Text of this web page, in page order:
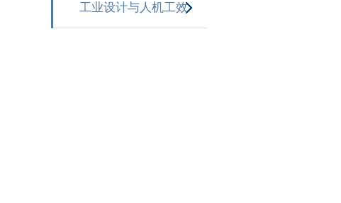
工业设计与人机工效